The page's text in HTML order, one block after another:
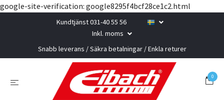
google-site-verification: google8295f4bcf28ce1c2.html
Kundtjänst 031-40 55 56
Inkl. moms
Snabb leverans / Säkra betalningar / Enkla returer
0